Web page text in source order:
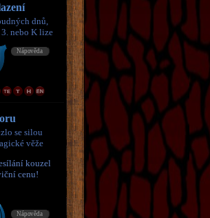
dnů,
nebo K lize
se silou
věže
kouzel
cenu!